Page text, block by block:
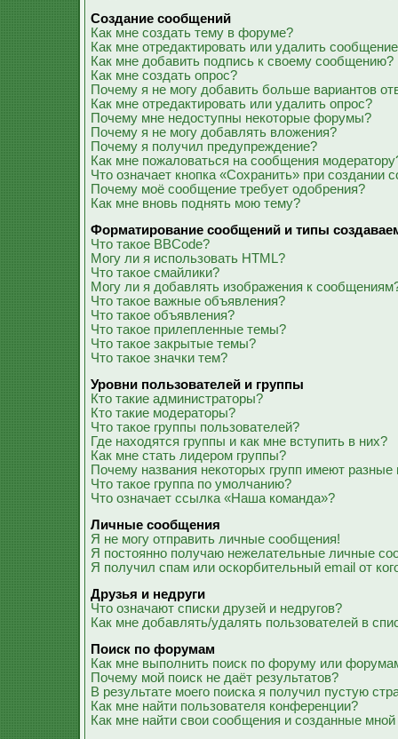
Создание сообщений
Как мне создать тему в форуме?
Как мне отредактировать или удалить
Как мне добавить подпись к своему сообщению?
Как мне создать опрос?
Почему я не могу добавить больше вариантов
Как мне отредактировать или удалить опрос?
Почему мне недоступны некоторые форумы?
Почему я не могу добавлять вложения?
Почему я получил предупреждение?
Как мне пожаловаться на сообщения
Что означает кнопка «Сохранить» при создании
Почему моё сообщение требует одобрения?
Как мне вновь поднять мою тему?
Форматирование сообщений и типы
Что такое BBCode?
Могу ли я использовать HTML?
Что такое смайлики?
Могу ли я добавлять изображения к
Что такое важные объявления?
Что такое объявления?
Что такое прилепленные темы?
Что такое закрытые темы?
Что такое значки тем?
Уровни пользователей и группы
Кто такие администраторы?
Кто такие модераторы?
Что такое группы пользователей?
Где находятся группы и как мне вступить в них?
Как мне стать лидером группы?
Почему названия некоторых групп имеют разные
Что такое группа по умолчанию?
Что означает ссылка «Наша команда»?
Личные сообщения
Я не могу отправить личные сообщения!
Я постоянно получаю нежелательные личные
Я получил спам или оскорбительный email от
Друзья и недруги
Что означают списки друзей и недругов?
Как мне добавлять/удалять пользователей в
Поиск по форумам
Как мне выполнить поиск по форуму или
Почему мой поиск не даёт результатов?
В результате моего поиска я получил пустую
Как мне найти пользователя конференции?
Как мне найти свои сообщения и созданные